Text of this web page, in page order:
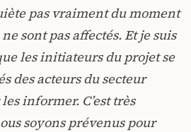
pas vraiment du moment
sont pas affectés. Et je suis
les initiateurs du projet se
des acteurs du secteur
informer. C’est très
soyons prévenus pour